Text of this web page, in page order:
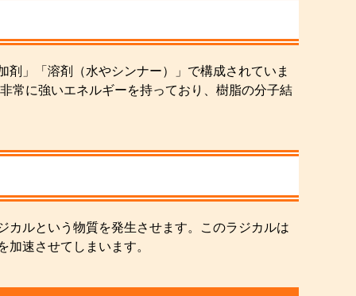
」「溶剤（水やシンナー）」で構成されていま
常に強いエネルギーを持っており、樹脂の分子結
ルという物質を発生させます。このラジカルは
速させてしまいます。